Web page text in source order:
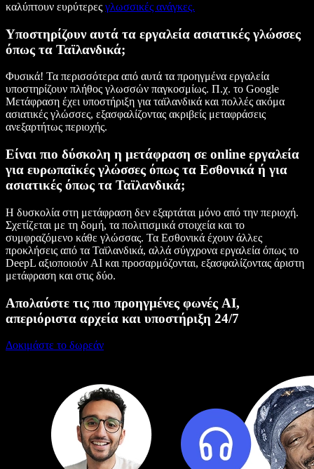
καλύπτουν ευρύτερες γλωσσικές ανάγκες.
Υποστηρίζουν αυτά τα εργαλεία ασιατικές γλώσσες
όπως τα Ταϊλανδικά;
Φυσικά! Τα περισσότερα από αυτά τα προηγμένα εργαλεία
υποστηρίζουν πλήθος γλωσσών παγκοσμίως. Π.χ. το Google
Μετάφραση έχει υποστήριξη για ταϊλανδικά και πολλές ακόμα
ασιατικές γλώσσες, εξασφαλίζοντας ακριβείς μεταφράσεις
ανεξαρτήτως περιοχής.
Είναι πιο δύσκολη η μετάφραση σε online εργαλεία
για ευρωπαϊκές γλώσσες όπως τα Εσθονικά ή για
ασιατικές όπως τα Ταϊλανδικά;
Η δυσκολία στη μετάφραση δεν εξαρτάται μόνο από την περιοχή.
Σχετίζεται με τη δομή, τα πολιτισμικά στοιχεία και το
συμφραζόμενο κάθε γλώσσας. Τα Εσθονικά έχουν άλλες
προκλήσεις από τα Ταϊλανδικά, αλλά σύγχρονα εργαλεία όπως το
DeepL αξιοποιούν AI και προσαρμόζονται, εξασφαλίζοντας άριστη
μετάφραση και στις δύο.
Απολαύστε τις πιο προηγμένες φωνές AI,
απεριόριστα αρχεία και υποστήριξη 24/7
Δοκιμάστε το δωρεάν